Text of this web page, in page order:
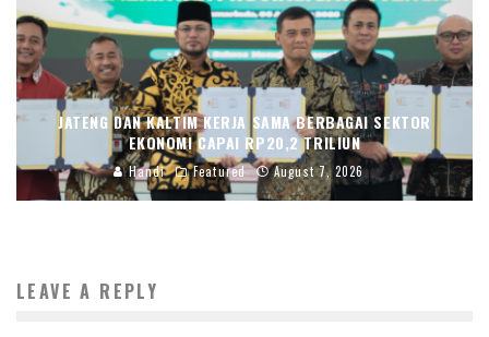
JATENG DAN KALTIM KERJA SAMA BERBAGAI SEKTOR
EKONOMI CAPAI RP20,2 TRILIUN
Handi Featured August 7, 2026
LEAVE A REPLY